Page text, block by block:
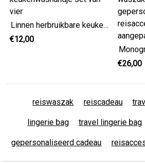
Linnen herbruikbare keukenwashandje set van vier
€12,00
€26,00
reiswaszak reiscadeau
lingerie bag travel lingerie bag
gepersonaliseerd cadeau